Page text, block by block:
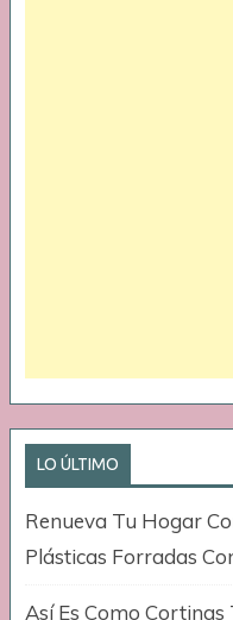
LO ÚLTIMO
Renueva Tu Hogar
Plásticas Forradas
Así Es Como Cortinas